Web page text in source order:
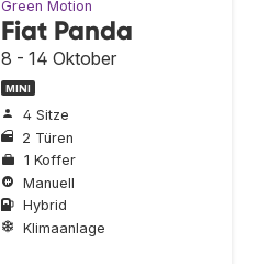
Green Motion
Fiat Panda
8 - 14 Oktober
MINI
4 Sitze
2 Türen
1 Koffer
Manuell
Hybrid
Klimaanlage